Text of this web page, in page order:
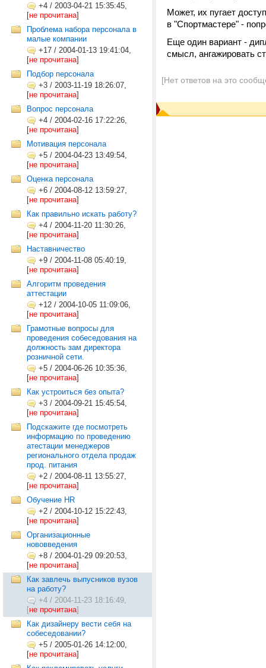
+4 / 2003-04-21 15:35:45,
[не прочитана]
Проблема набора персонала в
малые компании
+17 / 2004-01-13 19:41:04,
[не прочитана]
Подбор персонала
+3 / 2003-11-19 18:26:07,
[не прочитана]
Вопрос персонала
+4 / 2004-02-16 17:22:26,
[не прочитана]
Мотивация персонала
+5 / 2004-04-23 13:49:54,
[не прочитана]
Оценка персонала
+6 / 2004-08-12 13:59:27,
[не прочитана]
Как правильно искать работу?
+4 / 2004-11-20 11:30:26,
[не прочитана]
Наставничество
+9 / 2004-11-08 05:40:19,
[не прочитана]
Алгоритм проведения
аттестации
+12 / 2004-10-05 11:09:06,
[не прочитана]
Грамотные вопросы для
проведения собеседования на
должность зам директора
розничной сети.
+5 / 2004-06-26 10:35:36,
[не прочитана]
Как устроиться без опыта?
+3 / 2004-09-21 15:45:54,
[не прочитана]
Подскажите где посмотреть
информацию по проведению
атестации менеджеров
регионального отдела продаж
прод. питания
+2 / 2004-08-11 13:55:27,
[не прочитана]
Обучение HR
+2 / 2004-10-12 15:22:43,
[не прочитана]
Организационные
нововведения
+8 / 2004-01-29 09:20:53,
[не прочитана]
Как завлечь выпусников вузов
на работу?
+4 / 2004-11-23 18:16:49,
[не прочитана]
Как дизайнеру вести себя на
собеседовании?
+5 / 2005-01-26 14:12:00,
[не прочитана]
Может, их пугает
в "Спортмастере" -
Еще один вариант -
смысл, ангажировать
[Нет ответов на это